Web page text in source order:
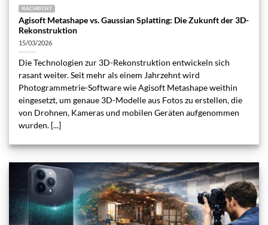
NACHRICHT
Agisoft Metashape vs. Gaussian Splatting: Die Zukunft der 3D-
Rekonstruktion
15/03/2026
Die Technologien zur 3D-Rekonstruktion entwickeln sich
rasant weiter. Seit mehr als einem Jahrzehnt wird
Photogrammetrie-Software wie Agisoft Metashape weithin
eingesetzt, um genaue 3D-Modelle aus Fotos zu erstellen, die
von Drohnen, Kameras und mobilen Geräten aufgenommen
wurden. [...]